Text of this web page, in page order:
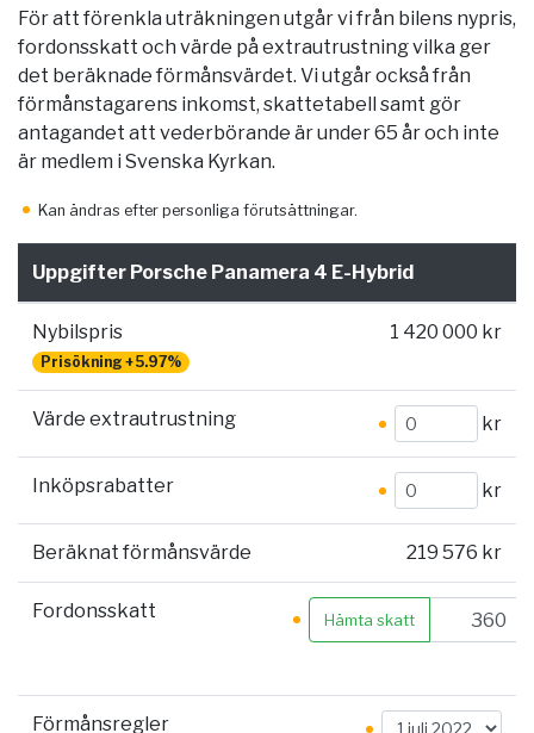
För att förenkla uträkningen utgår vi från bilens nypris,
fordonsskatt och värde på extrautrustning vilka ger
det beräknade förmånsvärdet. Vi utgår också från
förmånstagarens inkomst, skattetabell samt gör
antagandet att vederbörande är under 65 år och inte
är medlem i Svenska Kyrkan.
Kan ändras efter personliga förutsättningar.
Uppgifter Porsche Panamera 4 E-Hybrid
Nybilspris
Prisökning +5.97%
1 420 000 kr
Värde extrautrustning kr
Inköpsrabatter kr
Beräknat förmånsvärde 219 576 kr
Fordonsskatt Hämta skatt
Förmånsregler